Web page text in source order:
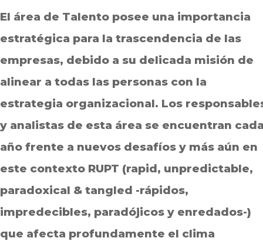
El área de Talento posee una importancia
estratégica para la trascendencia de las
empresas, debido a su delicada misión de
alinear a todas las personas con la
estrategia organizacional. Los
y analistas de esta área se encuentran
año frente a nuevos desafíos y más aún en
este contexto RUPT (rapid, unpredictable,
paradoxical & tangled -rápidos,
impredecibles, paradójicos y enredados-)
que afecta profundamente el clima